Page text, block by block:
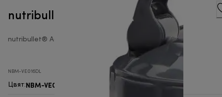
nutribullet® Капак за из път
nutribullet® Accessories Blender
NBM-VE016DL
Цвят:NBM-VE016DL